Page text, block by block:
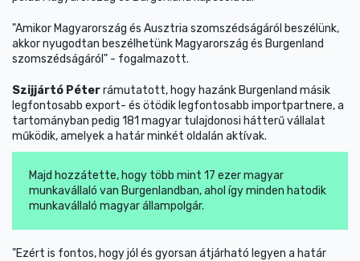
"Amikor Magyarország és Ausztria szomszédságáról beszélünk,
akkor nyugodtan beszélhetünk Magyarország és Burgenland
szomszédságáról" - fogalmazott.
Szijjártó Péterrámutatott, hogy hazánk Burgenland másik
legfontosabb export- és ötödik legfontosabb importpartnere, a
tartományban pedig 181 magyar tulajdonosi hátterű vállalat
működik, amelyek a határ minkét oldalán aktívak.
Majd hozzátette, hogy több mint 17 ezer magyar
munkavállaló van Burgenlandban, ahol így minden hatodik
munkavállaló magyar állampolgár.
"Ezért is fontos, hogy jól és gyorsan átjárható legyen a határ